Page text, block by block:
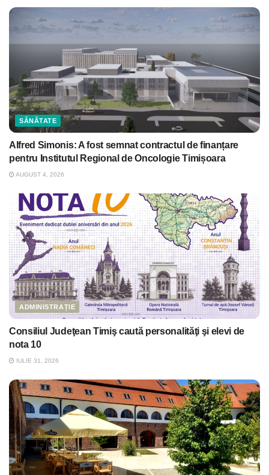
SĂNĂTATE
Alfred Simonis: A fost semnat contractul de finanțare
pentru Institutul Regional de Oncologie Timișoara
AUGUST 4, 2026
ADMINISTRAȚIE
Consiliul Judeţean Timiş caută personalităţi şi elevi de
nota 10
IULIE 31, 2026